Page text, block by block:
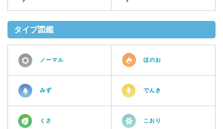
タイプ図鑑
ノーマル ほのお
みず でんき
くさ こおり